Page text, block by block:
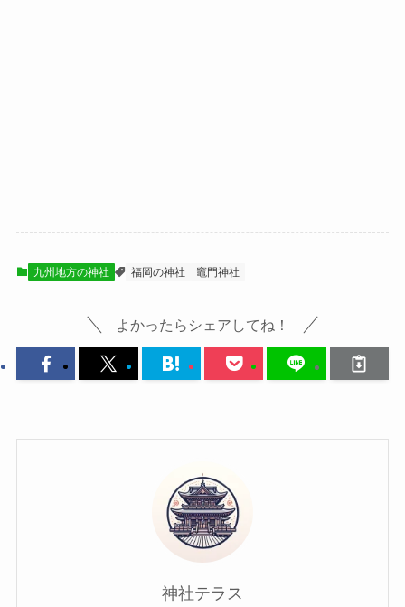
九州地方の神社 福岡の神社 竈門神社
よかったらシェアしてね！
神社テラス